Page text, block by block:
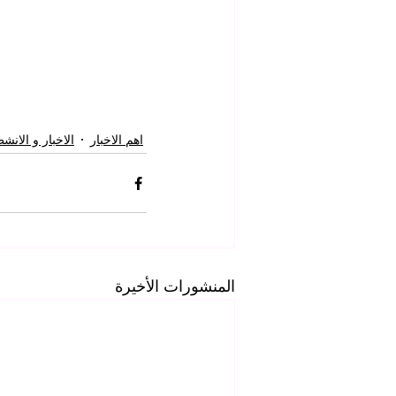
اهم الاخبار الاخبار و
المنشورات الأخيرة